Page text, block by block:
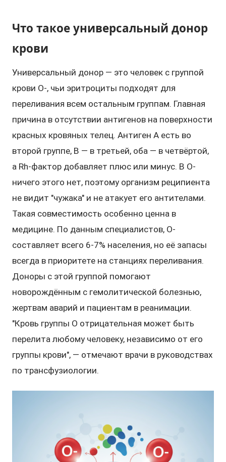
Что такое универсальный донор
крови
Универсальный донор — это человек с группой
крови O-, чьи эритроциты подходят для
переливания всем остальным группам. Главная
причина в отсутствии антигенов на поверхности
красных кровяных телец. Антиген A есть во
второй группе, B — в третьей, оба — в четвёртой,
а Rh-фактор добавляет плюс или минус. В O-
ничего этого нет, поэтому организм реципиента
не видит "чужака" и не атакует его антителами.
Такая совместимость особенно ценна в
медицине. По данным специалистов, O-
составляет всего 6-7% населения, но её запасы
всегда в приоритете на станциях переливания.
Доноры с этой группой помогают
новорождённым с гемолитической болезнью,
жертвам аварий и пациентам в реанимации.
"Кровь группы O отрицательная может быть
перелита любому человеку, независимо от его
группы крови", — отмечают врачи в руководствах
по трансфузиологии.